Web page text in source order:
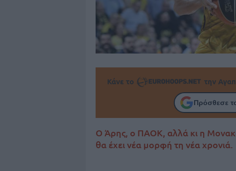
Κάνε το την
Πρόσθεσε
Ο Άρης, ο ΠΑΟΚ, αλλά κι η
θα έχει νέα μορφή τη νέα χρονιά.